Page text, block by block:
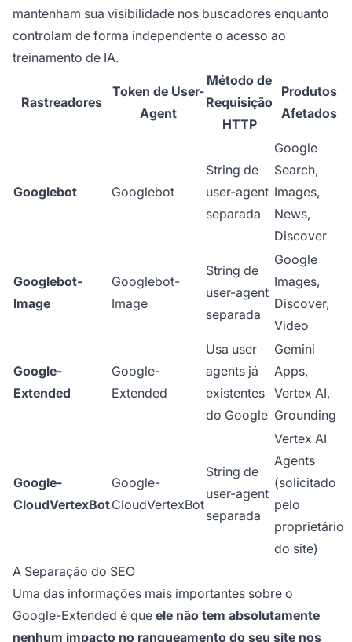
mantenham sua visibilidade nos buscadores enquanto
controlam de forma independente o acesso ao
treinamento de IA.
Rastreadores
Token de User-
Agent
Método de
Requisição
HTTP
Produtos
Afetados
Googlebot Googlebot
String de
user-agent
separada
Google
Search,
Images,
News,
Discover
Googlebot-
Image
Googlebot-
Image
String de
user-agent
separada
Google
Images,
Discover,
Video
Google-
Extended
Google-
Extended
Usa user
agents já
existentes
do Google
Gemini
Apps,
Vertex AI,
Grounding
Google-
CloudVertexBot
Google-
CloudVertexBot
String de
user-agent
separada
Vertex AI
Agents
(solicitado
pelo
proprietário
do site)
A Separação do SEO
Uma das informações mais importantes sobre o
Google-Extended é que ele não tem absolutamente
nenhum impacto no ranqueamento do seu site nos